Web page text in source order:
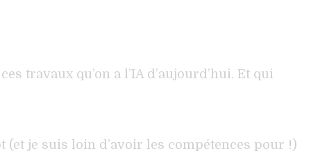
travaux qu’on a l’IA d’aujourd’hui. Et qui
(et je suis loin d’avoir les compétences pour !)